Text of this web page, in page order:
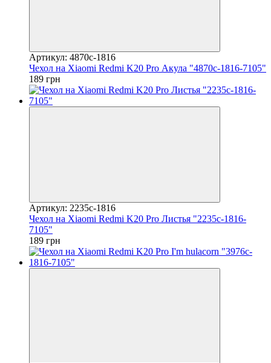
Артикул: 4870c-1816
Чехол на Xiaomi Redmi K20 Pro Акула "4870c-1816-7105"
189 грн
Артикул: 2235c-1816
Чехол на Xiaomi Redmi K20 Pro Листья "2235c-1816-
7105"
189 грн